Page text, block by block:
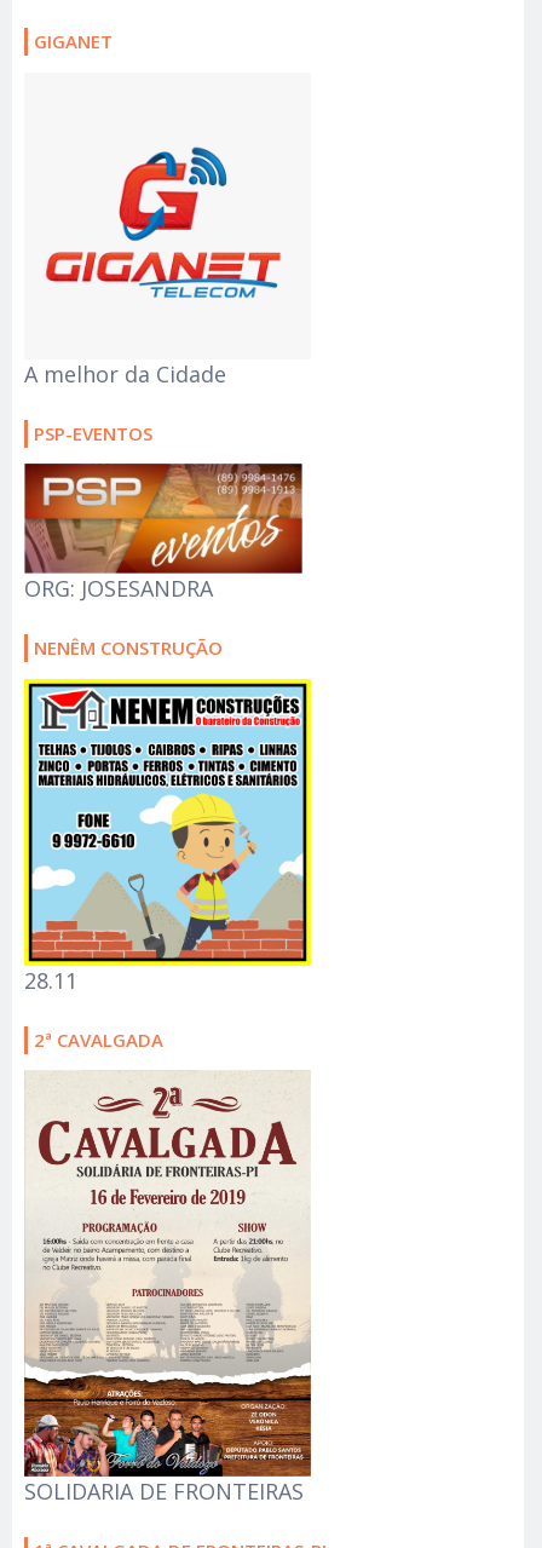
GIGANET
A melhor da Cidade
PSP-EVENTOS
ORG: JOSESANDRA
NENÊM CONSTRUÇÃO
28.11
2ª CAVALGADA
SOLIDARIA DE FRONTEIRAS